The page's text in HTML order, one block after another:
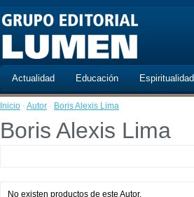
Actualidad Educación Espiritualidad
Inicio · Autor · Boris Alexis Lima
Boris Alexis Lima
No existen productos de este Autor.